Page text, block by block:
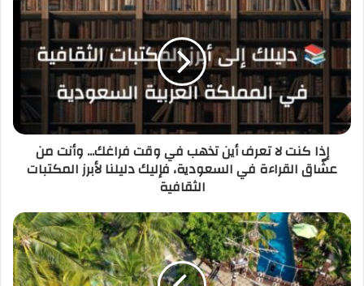
إذا كنت لا تعرف أين تذهب في وقت فراغك... وأنت من
عشّاق القراءة في السعودية، فإليك دليلنا لأبرز المكتبات
الثقافية